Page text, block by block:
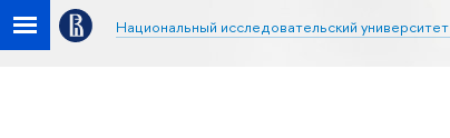
Национальный исследовательский